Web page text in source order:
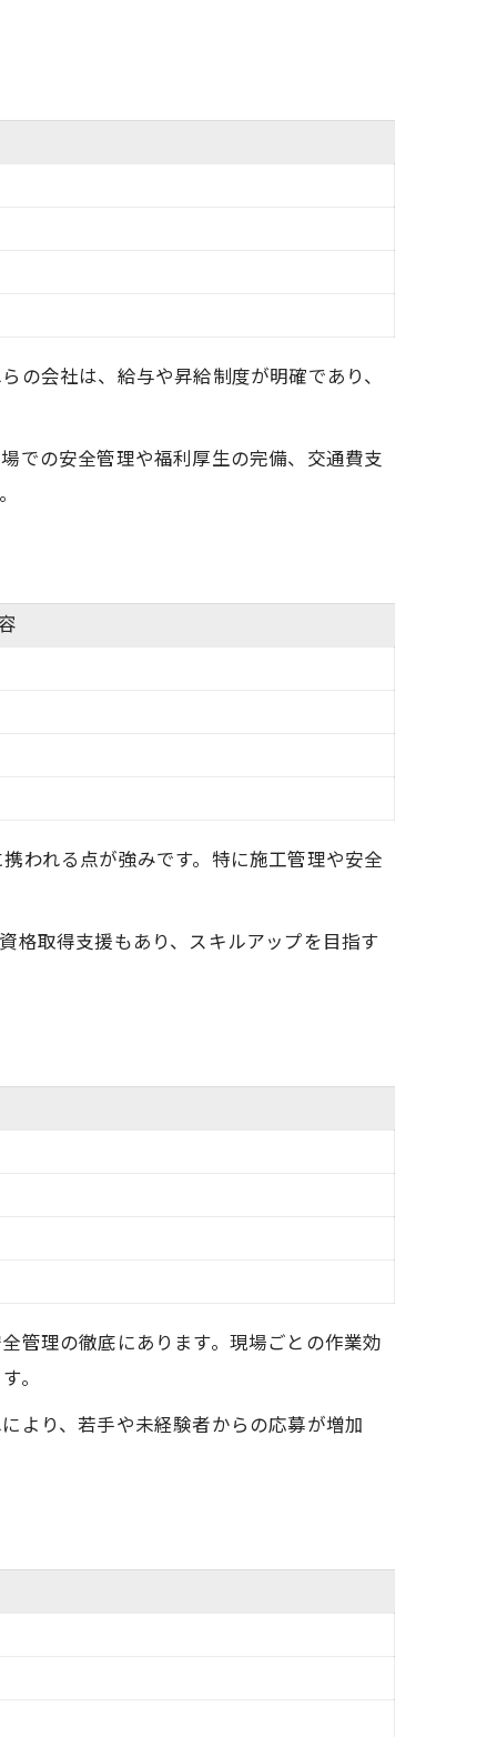
会社は、給与や昇給制度が明確であり、
での安全管理や福利厚生の完備、交通費支
われる点が強みです。特に施工管理や安全
格取得支援もあり、スキルアップを目指す
管理の徹底にあります。現場ごとの作業効
。
より、若手や未経験者からの応募が増加